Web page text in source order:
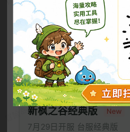
国际服冒险岛
国际服GMS083
国际服 083 版本
台服新枫之谷
新枫之谷经典版 New
7月29日开服 台服经典版
新服开启 8月7日停机维护公告
新服“小白兔”8月7日开启
新楓之谷：經典版《0806(四)
《冒险岛》怀旧服8月5日登
冒险岛怀旧服8月4日上午7点